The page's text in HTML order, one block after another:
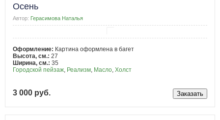
Осень
Автор: Герасимова Наталья
Оформление: Картина оформлена в багет
Высота, см.: 27
Ширина, см.: 35
Городской пейзаж, Реализм, Масло, Холст
3 000 руб.